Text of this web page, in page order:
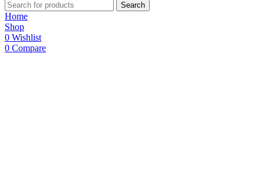
Search
Home
Shop
0 Wishlist
0 Compare